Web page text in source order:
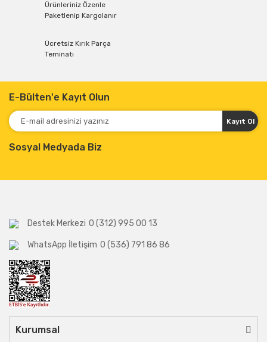
Ürünleriniz Özenle
Paketlenip Kargolanır
Ücretsiz Kırık Parça
Teminatı
E-Bülten'e Kayıt Olun
Kayıt Ol
Sosyal Medyada Biz
Destek Merkezi 0 (312) 995 00 13
WhatsApp İletişim 0 (536) 791 86 86
Kurumsal